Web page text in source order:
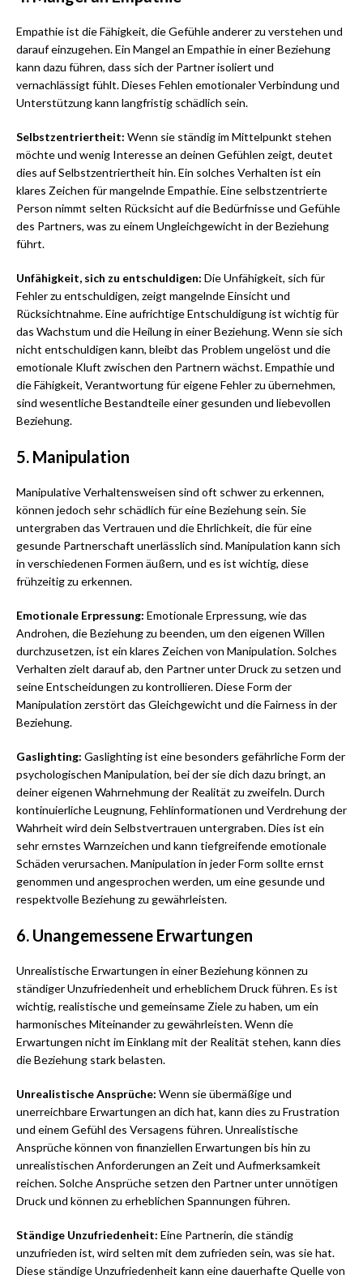
Empathie ist die Fähigkeit, die Gefühle anderer zu verstehen und
darauf einzugehen. Ein Mangel an Empathie in einer Beziehung
kann dazu führen, dass sich der Partner isoliert und
vernachlässigt fühlt. Dieses Fehlen emotionaler Verbindung und
Unterstützung kann langfristig schädlich sein.
Selbstzentriertheit: Wenn sie ständig im Mittelpunkt stehen
möchte und wenig Interesse an deinen Gefühlen zeigt, deutet
dies auf Selbstzentriertheit hin. Ein solches Verhalten ist ein
klares Zeichen für mangelnde Empathie. Eine selbstzentrierte
Person nimmt selten Rücksicht auf die Bedürfnisse und Gefühle
des Partners, was zu einem Ungleichgewicht in der Beziehung
führt.
Unfähigkeit, sich zu entschuldigen: Die Unfähigkeit, sich für
Fehler zu entschuldigen, zeigt mangelnde Einsicht und
Rücksichtnahme. Eine aufrichtige Entschuldigung ist wichtig für
das Wachstum und die Heilung in einer Beziehung. Wenn sie sich
nicht entschuldigen kann, bleibt das Problem ungelöst und die
emotionale Kluft zwischen den Partnern wächst. Empathie und
die Fähigkeit, Verantwortung für eigene Fehler zu übernehmen,
sind wesentliche Bestandteile einer gesunden und liebevollen
Beziehung.
5. Manipulation
Manipulative Verhaltensweisen sind oft schwer zu erkennen,
können jedoch sehr schädlich für eine Beziehung sein. Sie
untergraben das Vertrauen und die Ehrlichkeit, die für eine
gesunde Partnerschaft unerlässlich sind. Manipulation kann sich
in verschiedenen Formen äußern, und es ist wichtig, diese
frühzeitig zu erkennen.
Emotionale Erpressung: Emotionale Erpressung, wie das
Androhen, die Beziehung zu beenden, um den eigenen Willen
durchzusetzen, ist ein klares Zeichen von Manipulation. Solches
Verhalten zielt darauf ab, den Partner unter Druck zu setzen und
seine Entscheidungen zu kontrollieren. Diese Form der
Manipulation zerstört das Gleichgewicht und die Fairness in der
Beziehung.
Gaslighting: Gaslighting ist eine besonders gefährliche Form der
psychologischen Manipulation, bei der sie dich dazu bringt, an
deiner eigenen Wahrnehmung der Realität zu zweifeln. Durch
kontinuierliche Leugnung, Fehlinformationen und Verdrehung der
Wahrheit wird dein Selbstvertrauen untergraben. Dies ist ein
sehr ernstes Warnzeichen und kann tiefgreifende emotionale
Schäden verursachen. Manipulation in jeder Form sollte ernst
genommen und angesprochen werden, um eine gesunde und
respektvolle Beziehung zu gewährleisten.
6. Unangemessene Erwartungen
Unrealistische Erwartungen in einer Beziehung können zu
ständiger Unzufriedenheit und erheblichem Druck führen. Es ist
wichtig, realistische und gemeinsame Ziele zu haben, um ein
harmonisches Miteinander zu gewährleisten. Wenn die
Erwartungen nicht im Einklang mit der Realität stehen, kann dies
die Beziehung stark belasten.
Unrealistische Ansprüche: Wenn sie übermäßige und
unerreichbare Erwartungen an dich hat, kann dies zu Frustration
und einem Gefühl des Versagens führen. Unrealistische
Ansprüche können von finanziellen Erwartungen bis hin zu
unrealistischen Anforderungen an Zeit und Aufmerksamkeit
reichen. Solche Ansprüche setzen den Partner unter unnötigen
Druck und können zu erheblichen Spannungen führen.
Ständige Unzufriedenheit: Eine Partnerin, die ständig
unzufrieden ist, wird selten mit dem zufrieden sein, was sie hat.
Diese ständige Unzufriedenheit kann eine dauerhafte Quelle von